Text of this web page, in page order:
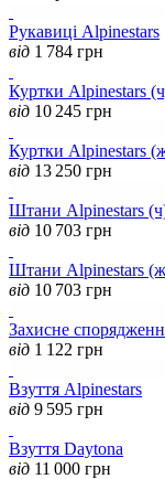
Рукавиці Alpinestars
від 1 784 грн
Куртки Alpinestars
від 10 245 грн
Куртки Alpinestars
від 13 250 грн
Штани Alpinestars
від 10 703 грн
Штани Alpinestars
від 10 703 грн
Захисне
від 1 122 грн
Взуття Alpinestars
від 9 595 грн
Взуття Daytona
від 11 000 грн